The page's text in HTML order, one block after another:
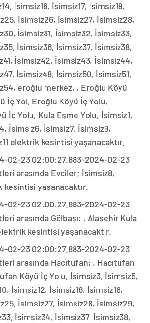
İsimsiz16, İsimsiz17, İsimsiz19,
İsimsiz26, İsimsiz27, İsimsiz28,
İsimsiz31, İsimsiz32, İsimsiz33,
İsimsiz36, İsimsiz37, İsimsiz38,
İsimsiz42, İsimsiz43, İsimsiz44,
İsimsiz48, İsimsiz50, İsimsiz51,
eroğlu merkez, , Eroğlu Köyü
İç Yol, Eroğlu Köyü İç Yolu,
İç Yolu, Kula Eşme Yolu, İsimsiz1,
İsimsiz6, İsimsiz7, İsimsiz9,
elektrik kesintisi yaşanacaktır.
02-23 02:00:27.883-2024-02-23
arasında Evciler; İsimsiz8,
kesintisi yaşanacaktır.
02-23 02:00:27.883-2024-02-23
arasında Gölbaşı; , Alaşehir Kula
kesintisi yaşanacaktır.
02-23 02:00:27.883-2024-02-23
arasında Hacıtufan; , Hacıtufan
Köyü İç Yolu, İsimsiz3, İsimsiz5,
İsimsiz12, İsimsiz16, İsimsiz18,
İsimsiz27, İsimsiz28, İsimsiz29,
İsimsiz34, İsimsiz37, İsimsiz38,